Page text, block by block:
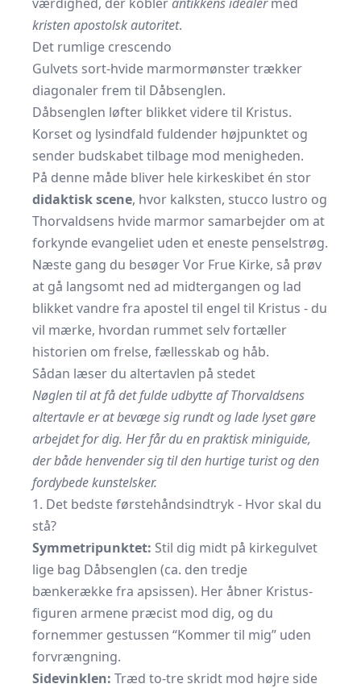
kristen apostolsk autoritet.
Det rumlige crescendo
Gulvets sort-hvide marmormønster trækker
diagonaler frem til Dåbsenglen.
Dåbsenglen løfter blikket videre til Kristus.
Korset og lysindfald fuldender højpunktet og
sender budskabet tilbage mod menigheden.
På denne måde bliver hele kirkeskibet én stor
didaktisk scene, hvor kalksten, stucco lustro og
Thorvaldsens hvide marmor samarbejder om at
forkynde evangeliet uden et eneste penselstrøg.
Næste gang du besøger Vor Frue Kirke, så prøv
at gå langsomt ned ad midtergangen og lad
blikket vandre fra apostel til engel til Kristus - du
vil mærke, hvordan rummet selv fortæller
historien om frelse, fællesskab og håb.
Sådan læser du altertavlen på stedet
Nøglen til at få det fulde udbytte af Thorvaldsens
altertavle er at bevæge sig rundt og lade lyset gøre
arbejdet for dig. Her får du en praktisk miniguide,
der både henvender sig til den hurtige turist og den
fordybede kunstelsker.
1. Det bedste førstehåndsindtryk - Hvor skal du
stå?
Symmetripunktet: Stil dig midt på kirkegulvet
lige bag Dåbsenglen (ca. den tredje
bænkerække fra apsissen). Her åbner Kristus-
figuren armene præcist mod dig, og du
fornemmer gestussen “Kommer til mig” uden
forvrængning.
Sidevinklen: Træd to-tre skridt mod højre side